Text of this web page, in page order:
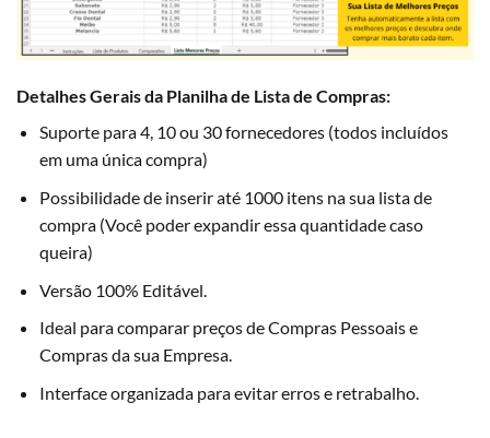
Detalhes Gerais da Planilha de Lista de Compras:
Suporte para 4, 10 ou 30 fornecedores (todos incluídos
em uma única compra)
Possibilidade de inserir até 1000 itens na sua lista de
compra (Você poder expandir essa quantidade caso
queira)
Versão 100% Editável.
Ideal para comparar preços de Compras Pessoais e
Compras da sua Empresa.
Interface organizada para evitar erros e retrabalho.